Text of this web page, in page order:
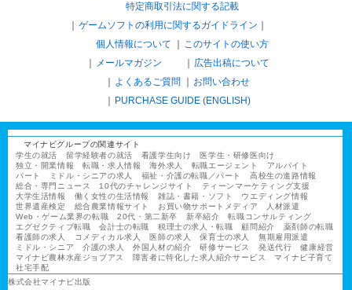
特定商取引法に関する記載
ゲームソフトの利用に関するガイドライン
個人情報について
このサイトの使い方
メールマガジン
広告出稿について
よくあるご質問
お問い合わせ
PURCHASE GUIDE (ENGLISH)
マイナビグループの関連サイト
学生の就活
留学経験者の就活 看護学生向け
医学生・研修医向け
独立・開業情報
転職・求人情報 海外求人 転職エージェント
アルバイト
パート
ミドル・シニアの求人 福祉・介護の転職／パート
高校生の進路情報
総合・専門ニュース
10代のチャレンジサイト
ティーンマーケティング支援
大学生活情報
働く女性の生活情報 雑誌・書籍・ソフト
ウエディング情報
世界遺産検定
総合農業情報サイト お買い物サポートメディア
人材派遣
Web・ゲーム業界の転職
20代・第二新卒 新卒紹介
転職コンサルティング
エグゼクティブ転職
会計士の転職 税理士の求人・転職 顧問紹介
薬剤師の転職
看護師の求人
コメディカル求人 医師の求人 保育士の求人
無期雇用派遣
ミドル・シニア
介護の求人 外国人材の紹介 研修サービス 発送代行
健康経営
マイナビ農林水産ジョブアス
障害者に特化した求人紹介サービス
マイナビ子育て
社宅手配
株式会社マイナビ出版